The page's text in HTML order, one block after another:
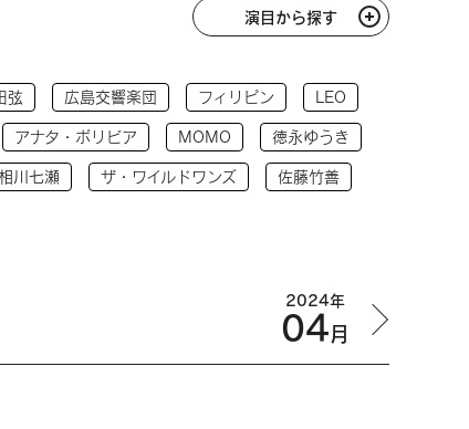
演目から探す
弦 広島交響楽団 フィリピン LEO
アナタ・ボリビア MOMO 徳永ゆうき
川七瀬 ザ・ワイルドワンズ 佐藤竹善
2024年
04月